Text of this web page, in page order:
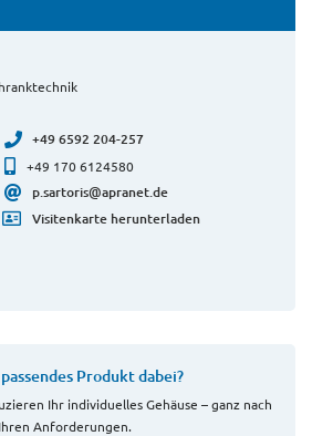
+49 6592 204-257
+49 170 6124580
p.sartoris@apranet.de
Visitenkarte herunterladen
Produkt dabei?
Ihr individuelles Gehäuse – ganz nach
Ihren Anforderungen.